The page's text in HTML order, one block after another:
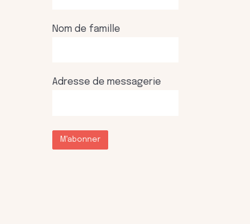
Nom de famille
Adresse de messagerie
M'abonner